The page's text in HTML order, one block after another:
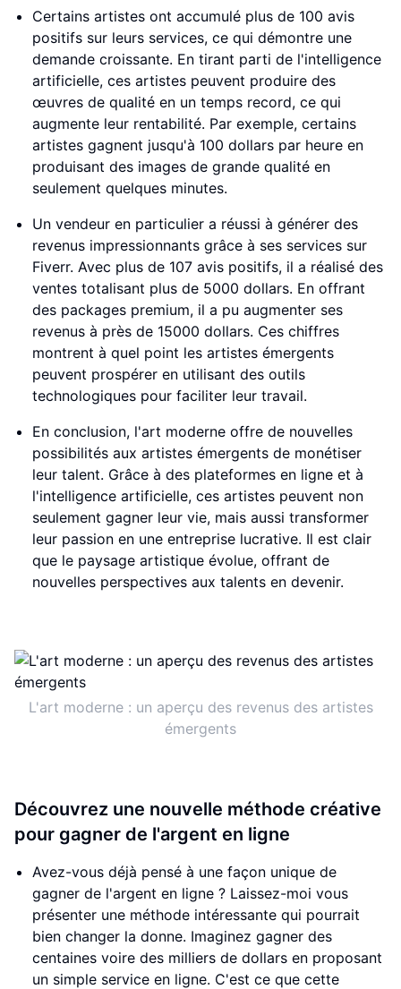
Certains artistes ont accumulé plus de 100 avis
positifs sur leurs services, ce qui démontre une
demande croissante. En tirant parti de l'intelligence
artificielle, ces artistes peuvent produire des
œuvres de qualité en un temps record, ce qui
augmente leur rentabilité. Par exemple, certains
artistes gagnent jusqu'à 100 dollars par heure en
produisant des images de grande qualité en
seulement quelques minutes.
Un vendeur en particulier a réussi à générer des
revenus impressionnants grâce à ses services sur
Fiverr. Avec plus de 107 avis positifs, il a réalisé des
ventes totalisant plus de 5000 dollars. En offrant
des packages premium, il a pu augmenter ses
revenus à près de 15000 dollars. Ces chiffres
montrent à quel point les artistes émergents
peuvent prospérer en utilisant des outils
technologiques pour faciliter leur travail.
En conclusion, l'art moderne offre de nouvelles
possibilités aux artistes émergents de monétiser
leur talent. Grâce à des plateformes en ligne et à
l'intelligence artificielle, ces artistes peuvent non
seulement gagner leur vie, mais aussi transformer
leur passion en une entreprise lucrative. Il est clair
que le paysage artistique évolue, offrant de
nouvelles perspectives aux talents en devenir.
L'art moderne : un aperçu des revenus des artistes
émergents
Découvrez une nouvelle méthode créative
pour gagner de l'argent en ligne
Avez-vous déjà pensé à une façon unique de
gagner de l'argent en ligne ? Laissez-moi vous
présenter une méthode intéressante qui pourrait
bien changer la donne. Imaginez gagner des
centaines voire des milliers de dollars en proposant
un simple service en ligne. C'est ce que cette